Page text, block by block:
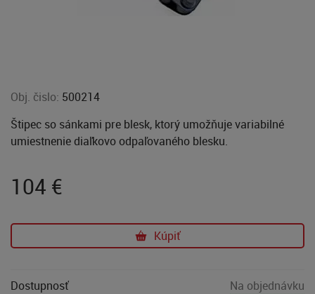
Obj. čislo: 500214
Štipec so sánkami pre blesk, ktorý umožňuje variabilné
umiestnenie diaľkovo odpaľovaného blesku.
104 €
Kúpiť
Dostupnosť Na objednávku